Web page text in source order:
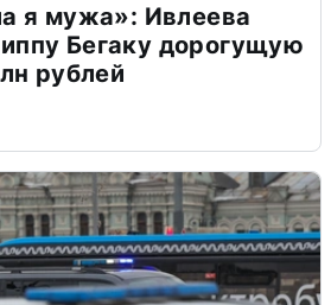
я мужа»: Ивлеева
Бегаку дорогущую
рублей